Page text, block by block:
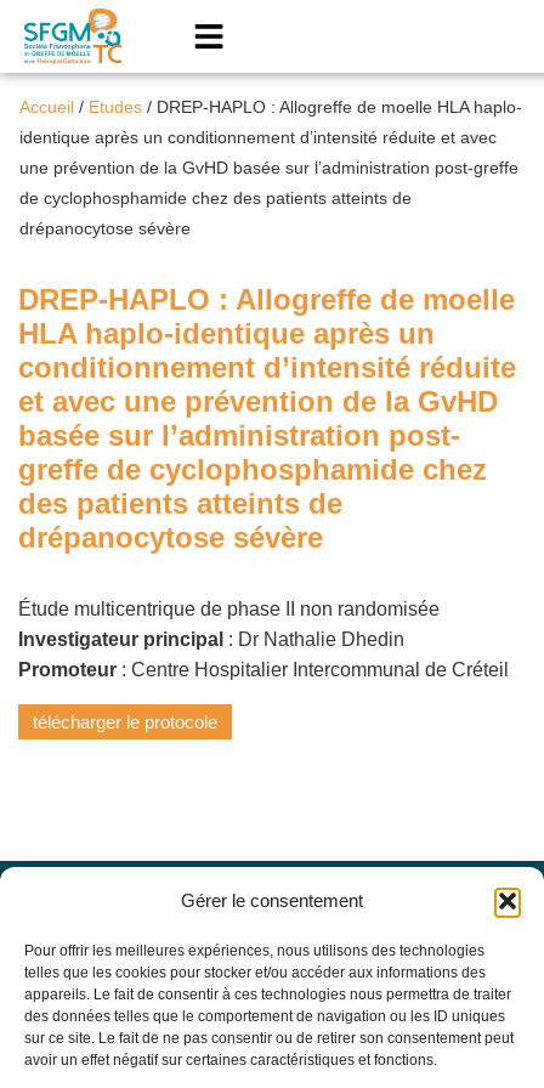
Gérer le consentement
Pour offrir les meilleures expériences, nous utilisons des technologies
telles que les cookies pour stocker et/ou accéder aux informations des
appareils. Le fait de consentir à ces technologies nous permettra de traiter
des données telles que le comportement de navigation ou les ID uniques
sur ce site. Le fait de ne pas consentir ou de retirer son consentement peut
avoir un effet négatif sur certaines caractéristiques et fonctions.
Accueil / Etudes / DREP-HAPLO : Allogreffe de moelle HLA haplo-
identique après un conditionnement d’intensité réduite et avec
une prévention de la GvHD basée sur l’administration post-greffe
de cyclophosphamide chez des patients atteints de
drépanocytose sévère
DREP-HAPLO : Allogreffe de moelle
HLA haplo-identique après un
conditionnement d’intensité réduite
et avec une prévention de la GvHD
basée sur l’administration post-
greffe de cyclophosphamide chez
des patients atteints de
drépanocytose sévère
Étude multicentrique de phase II non randomisée
Investigateur principal : Dr Nathalie Dhedin
Promoteur : Centre Hospitalier Intercommunal de Créteil
télécharger le protocole
Actualités
Agenda
Missions du site
Mentions légales
Conditions générales d’utilisation